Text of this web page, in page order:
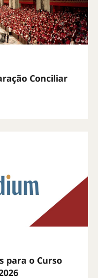
Conciliar
para o Curso